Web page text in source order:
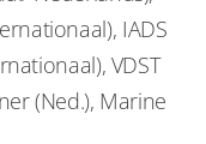
IADS
VDST
(Ned.), Marine